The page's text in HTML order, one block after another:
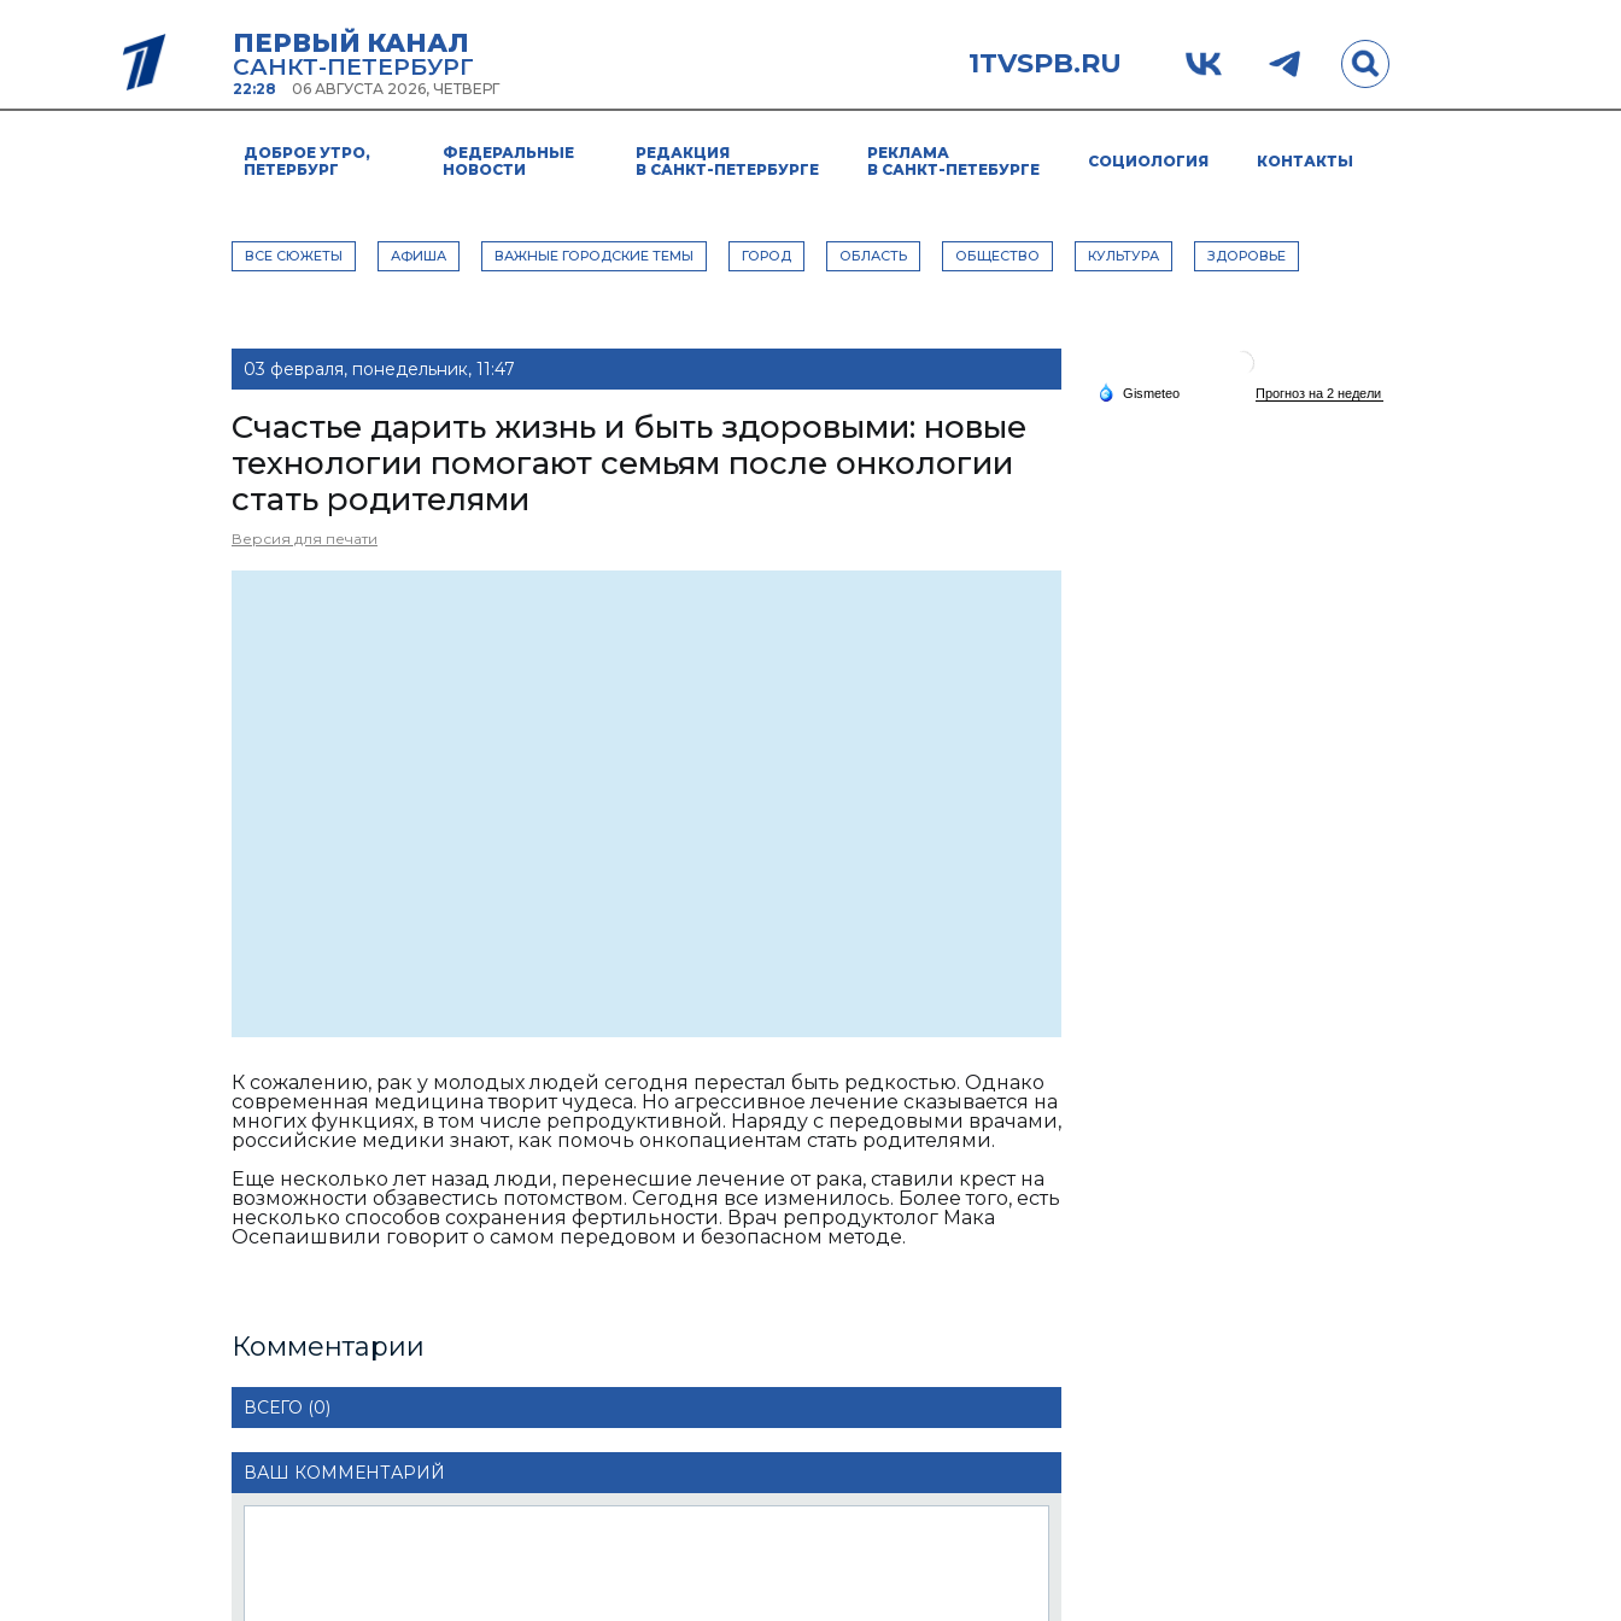
ПЕРВЫЙ КАНАЛ
САНКТ-ПЕТЕРБУРГ
22:28 06 АВГУСТА 2026, ЧЕТВЕРГ
1TVSPB.RU
ДОБРОЕ УТРО,
ПЕТЕРБУРГ
ФЕДЕРАЛЬНЫЕ
НОВОСТИ
РЕДАКЦИЯ
В САНКТ-ПЕТЕРБУРГЕ
РЕКЛАМА
В САНКТ-ПЕТЕБУРГЕ
СОЦИОЛОГИЯ КОНТАКТЫ
ВСЕ СЮЖЕТЫ АФИША ВАЖНЫЕ ГОРОДСКИЕ ТЕМЫ ГОРОД ОБЛАСТЬ ОБЩЕСТВО КУЛЬТУРА ЗДОРОВЬЕ
03 февраля, понедельник, 11:47
Счастье дарить жизнь и быть здоровыми: новые
технологии помогают семьям после онкологии
стать родителями
Версия для печати
К сожалению, рак у молодых людей сегодня перестал быть редкостью. Однако
современная медицина творит чудеса. Но агрессивное лечение сказывается на
многих функциях, в том числе репродуктивной. Наряду с передовыми врачами,
российские медики знают, как помочь онкопациентам стать родителями.
Еще несколько лет назад люди, перенесшие лечение от рака, ставили крест на
возможности обзавестись потомством. Сегодня все изменилось. Более того, есть
несколько способов сохранения фертильности. Врач репродуктолог Мака
Осепаишвили говорит о самом передовом и безопасном методе.
Комментарии
ВСЕГО (0)
ВАШ КОММЕНТАРИЙ